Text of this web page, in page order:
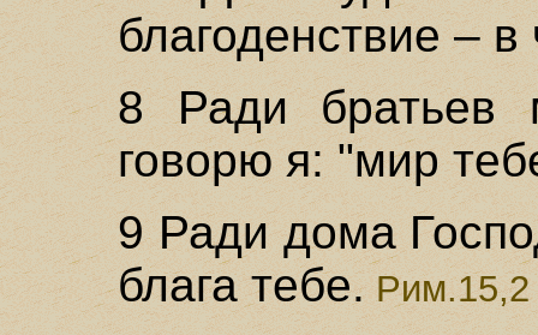
благоденствие – в
8 Ради братьев
говорю я: "мир
9 Ради дома
блага тебе. Рим.15,2